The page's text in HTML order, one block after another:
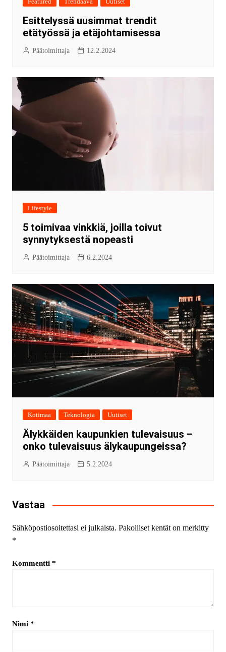
Esittelyssä uusimmat trendit
etätyössä ja etäjohtamisessa
Päätoimittaja 12.2.2024
Lifestyle
5 toimivaa vinkkiä, joilla toivut
synnytyksestä nopeasti
Päätoimittaja 6.2.2024
Kotimaa Teknologia Uutiset
Älykkäiden kaupunkien tulevaisuus –
onko tulevaisuus älykaupungeissa?
Päätoimittaja 5.2.2024
Vastaa
Sähköpostiosoitettasi ei julkaista. Pakolliset kentät on merkitty
*
Kommentti *
Nimi *